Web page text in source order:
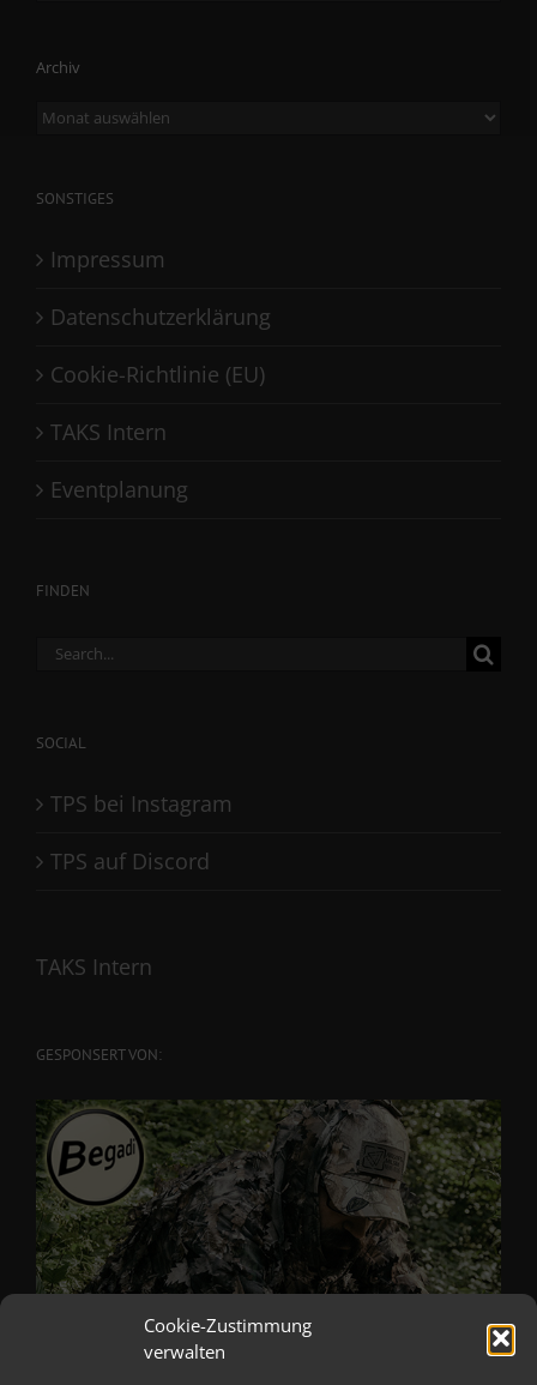
Cookie-Zustimmung
verwalten
Archiv
Archiv
SONSTIGES
Impressum
Datenschutzerklärung
Cookie-Richtlinie (EU)
TAKS Intern
Eventplanung
FINDEN
Search
SOCIAL
TPS bei Instagram
TPS auf Discord
TAKS Intern
GESPONSERT VON: